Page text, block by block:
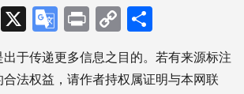
Facebook
X Google
Translate
PrintCopy
Link享
于传递更多信息之目的。若有来源标注
法权益，请作者持权属证明与本网联